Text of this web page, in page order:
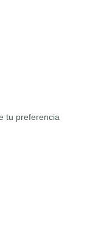
tu preferencia